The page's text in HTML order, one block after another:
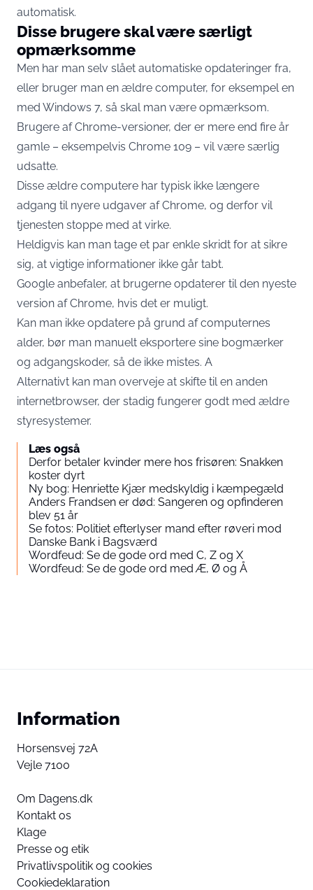
automatisk.
Disse brugere skal være særligt
opmærksomme
Men har man selv slået automatiske opdateringer fra,
eller bruger man en ældre computer, for eksempel en
med Windows 7, så skal man være opmærksom.
Brugere af Chrome-versioner, der er mere end fire år
gamle – eksempelvis Chrome 109 – vil være særlig
udsatte.
Disse ældre computere har typisk ikke længere
adgang til nyere udgaver af Chrome, og derfor vil
tjenesten stoppe med at virke.
Heldigvis kan man tage et par enkle skridt for at sikre
sig, at vigtige informationer ikke går tabt.
Google anbefaler, at brugerne opdaterer til den nyeste
version af Chrome, hvis det er muligt.
Kan man ikke opdatere på grund af computernes
alder, bør man manuelt eksportere sine bogmærker
og adgangskoder, så de ikke mistes. A
Alternativt kan man overveje at skifte til en anden
internetbrowser, der stadig fungerer godt med ældre
styresystemer.
Læs også
Derfor betaler kvinder mere hos frisøren: Snakken
koster dyrt
Ny bog: Henriette Kjær medskyldig i kæmpegæld
Anders Frandsen er død: Sangeren og opfinderen
blev 51 år
Se fotos: Politiet efterlyser mand efter røveri mod
Danske Bank i Bagsværd
Wordfeud: Se de gode ord med C, Z og X
Wordfeud: Se de gode ord med Æ, Ø og Å
Information
Horsensvej 72A
Vejle 7100
Om Dagens.dk
Kontakt os
Klage
Presse og etik
Privatlivspolitik og cookies
Cookiedeklaration